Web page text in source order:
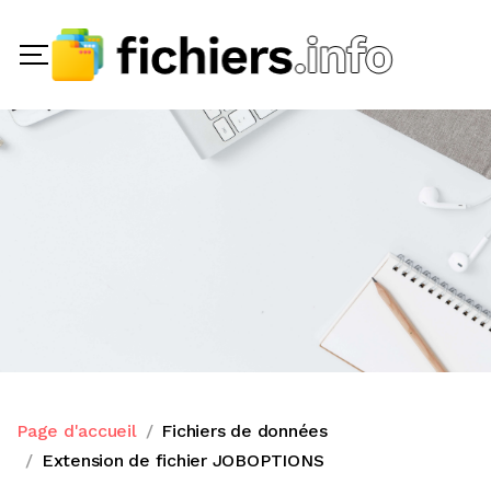
Page d'accueil
Fichiers de données
Extension de fichier JOBOPTIONS